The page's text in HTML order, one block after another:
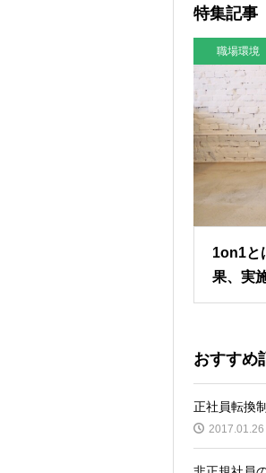
特集記事
職場環境
1on1と
果、実
おすすめ
正社員転換
2017.01.26